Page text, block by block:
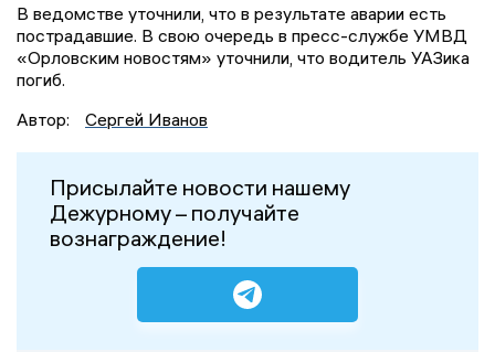
В ведомстве уточнили, что в результате аварии есть
пострадавшие. В свою очередь в пресс-службе УМВД
«Орловским новостям» уточнили, что водитель УАЗика
погиб.
Автор:
Сергей Иванов
Присылайте новости нашему
Дежурному – получайте
вознаграждение!